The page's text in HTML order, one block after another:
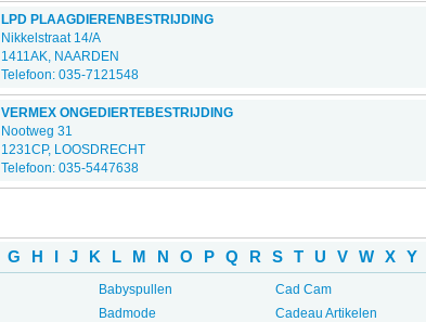
LPD PLAAGDIERENBESTRIJDING
Nikkelstraat 14/A
1411AK, NAARDEN
Telefoon: 035-7121548
VERMEX ONGEDIERTEBESTRIJDING
Nootweg 31
1231CP, LOOSDRECHT
Telefoon: 035-5447638
G H I J K L M N O P Q R S T U V W X Y
Babyspullen
Badmode
Cad Cam
Cadeau Artikelen